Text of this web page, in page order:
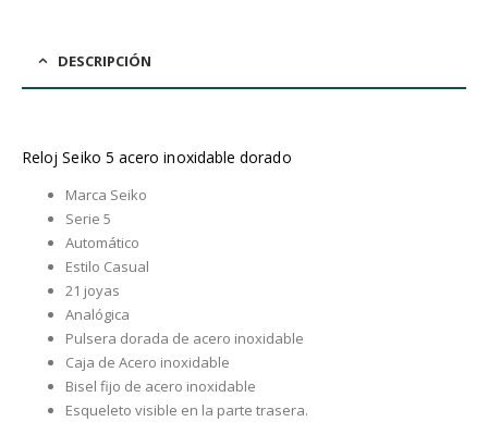
DESCRIPCIÓN
Reloj Seiko 5 acero inoxidable dorado
Marca Seiko
Serie 5
Automático
Estilo Casual
21 joyas
Analógica
Pulsera dorada de acero inoxidable
Caja de Acero inoxidable
Bisel fijo de acero inoxidable
Esqueleto visible en la parte trasera.